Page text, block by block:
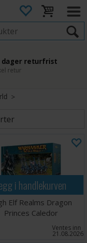
Sikker betaling
med Svea
dager returfrist
retur
i handlekurven
Elf Realms Dragon
Princes Caledor
Ventes inn
21.08.2026